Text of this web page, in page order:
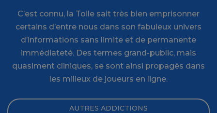
C’est connu, la Toile sait très bien emprisonner
certains d’entre nous dans son fabuleux univers
d’informations sans limite et de permanente
immédiateté. Des termes grand-public, mais
quasiment cliniques, se sont ainsi propagés dans
les milieux de joueurs en ligne.
AUTRES ADDICTIONS